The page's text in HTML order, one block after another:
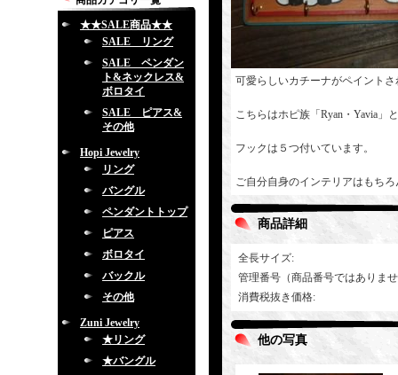
★★SALE商品★★
SALE リング
SALE ペンダン
ト&ネックレス&
ボロタイ
SALE ピアス&
その他
Hopi Jewelry
リング
バングル
ペンダントトップ
ピアス
ボロタイ
バックル
その他
Zuni Jewelry
★リング
★バングル
可愛らしいカチーナがペイント
こちらはホピ族「Ryan・Yavia」
フックは５つ付いています。
ご自分自身のインテリアはもち
商品詳細
全長サイズ:
管理番号（商品番号ではありま
消費税抜き価格:
他の写真